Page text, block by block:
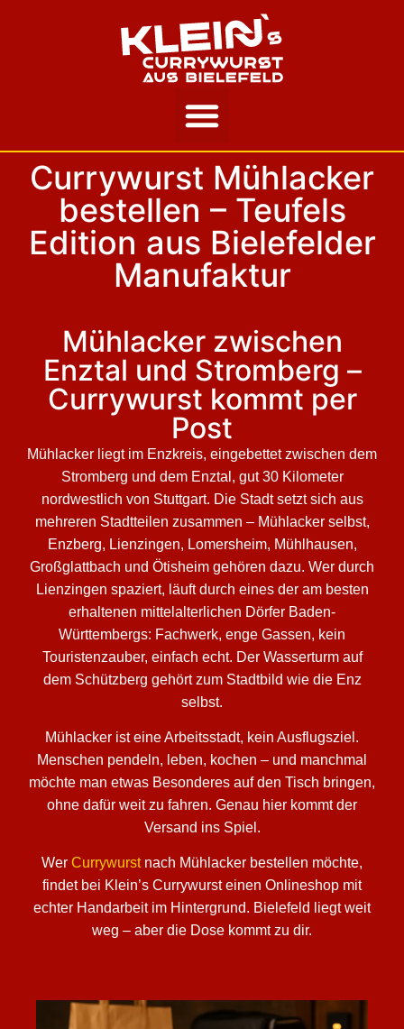
Currywurst Mühlacker
bestellen – Teufels
Edition aus Bielefelder
Manufaktur
Mühlacker zwischen
Enztal und Stromberg –
Currywurst kommt per
Post
Mühlacker liegt im Enzkreis, eingebettet zwischen dem
Stromberg und dem Enztal, gut 30 Kilometer
nordwestlich von Stuttgart. Die Stadt setzt sich aus
mehreren Stadtteilen zusammen – Mühlacker selbst,
Enzberg, Lienzingen, Lomersheim, Mühlhausen,
Großglattbach und Ötisheim gehören dazu. Wer durch
Lienzingen spaziert, läuft durch eines der am besten
erhaltenen mittelalterlichen Dörfer Baden-
Württembergs: Fachwerk, enge Gassen, kein
Touristenzauber, einfach echt. Der Wasserturm auf
dem Schützberg gehört zum Stadtbild wie die Enz
selbst.
Mühlacker ist eine Arbeitsstadt, kein Ausflugsziel.
Menschen pendeln, leben, kochen – und manchmal
möchte man etwas Besonderes auf den Tisch bringen,
ohne dafür weit zu fahren. Genau hier kommt der
Versand ins Spiel.
Wer Currywurstnach Mühlacker bestellen möchte,
findet bei Klein’s Currywurst einen Onlineshop mit
echter Handarbeit im Hintergrund. Bielefeld liegt weit
weg – aber die Dose kommt zu dir.